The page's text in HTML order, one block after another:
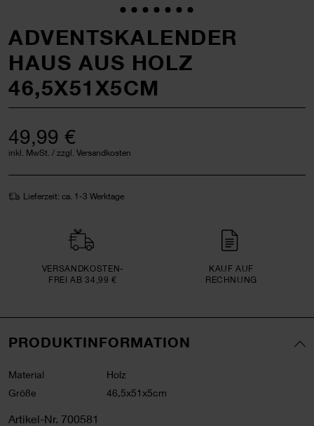
ADVENTSKALENDER
HAUS AUS HOLZ
46,5X51X5CM
49,99 €
inkl. MwSt. / zzgl. Versandkosten
Lieferzeit: ca. 1-3 Werktage
VERSAND­KOSTEN­
FREI AB 34,99 €
KAUF AUF
RECHNUNG
PRODUKTINFORMATION
Material
Holz
Größe
46,5x51x5cm
Artikel-Nr. 700581